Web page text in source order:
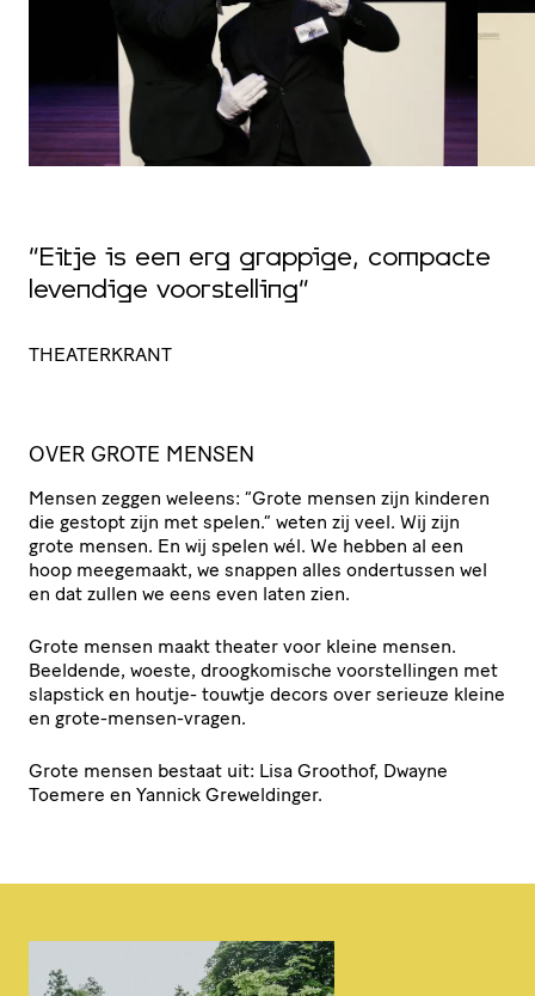
“Eitje is een erg grappige, compacte
levendige voorstelling”
THEATERKRANT
OVER GROTE MENSEN
Mensen zeggen weleens: “Grote mensen zijn kinderen
die gestopt zijn met spelen.” weten zij veel. Wij zijn
grote mensen. En wij spelen wél. We hebben al een
hoop meegemaakt, we snappen alles ondertussen wel
en dat zullen we eens even laten zien.
Grote mensen maakt theater voor kleine mensen.
Beeldende, woeste, droog­ko­mi­sche voor­stel­lingen met
slapstick en houtje- touwtje decors over serieuze kleine
en grote-mensen-vragen.
Grote mensen bestaat uit: Lisa Groothof, Dwayne
Toemere en Yannick Greweldinger.